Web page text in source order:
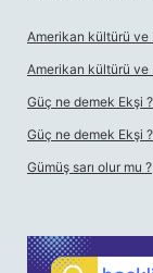
Amerikan kültürü ve
Amerikan kültürü ve
Güç ne demek Ekşi ?
Güç ne demek Ekşi ?
Gümüş sarı olur mu ?